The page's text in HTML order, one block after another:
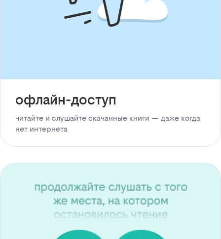
офлайн-доступ
читайте и слушайте скачанные книги — даже когда
нет интернета